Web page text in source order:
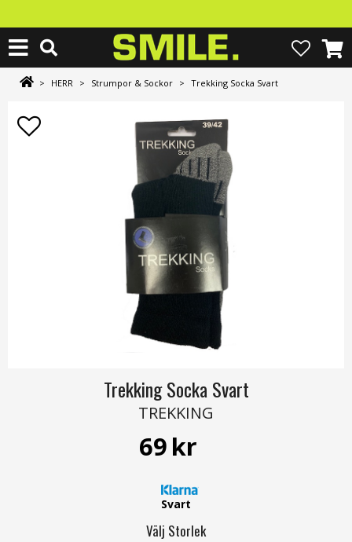
> HERR > Strumpor & Sockor > Trekking Socka Svart
Trekking Socka Svart
TREKKING
69kr
Svart
Välj Storlek